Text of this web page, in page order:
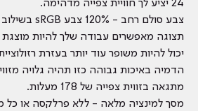
24 יציע לך חוויית צפייה מדהימה.
תצוגה מאפשרים עבודה שלך להיות מוצגת
הדמיה באיכות גבוהה כזו תהיה גלויה
מתגאה בזווית צפייה של 178 מעלות.
מסך למינציה מלאה - ללא פרלקסה או כל